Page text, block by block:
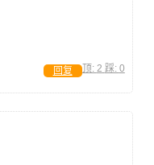
顶: 2 踩: 0
回复